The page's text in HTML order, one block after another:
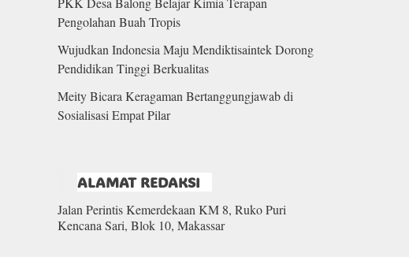
Pengolahan Buah Tropis
Wujudkan Indonesia Maju Mendiktisaintek Dorong
Pendidikan Tinggi Berkualitas
Meity Bicara Keragaman Bertanggungjawab di
Sosialisasi Empat Pilar
ALAMAT REDAKSI
Jalan Perintis Kemerdekaan KM 8, Ruko Puri
Kencana Sari, Blok 10, Makassar